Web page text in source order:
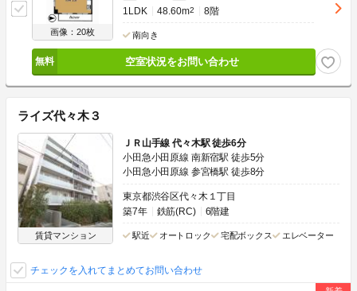
画像：20枚
1LDK 48.60m2 8階
南向き
空室状況をお問い合わせ
ライズ代々木３
賃貸マンション
ＪＲ山手線 代々木駅 徒歩6分
小田急小田原線 南新宿駅 徒歩5分
小田急小田原線 参宮橋駅 徒歩8分
東京都渋谷区代々木１丁目
築7年
鉄筋(RC) 6階建
駅近 オートロック 宅配ボックス エレベーター
チェックを入れてまとめてお問い合わせ